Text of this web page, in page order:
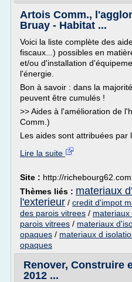
Artois Comm.,
Bruay - Habitat ...
Voici la liste complète des
fiscaux...) possibles en
et/ou d'installation
l'énergie.
Bon à savoir : dans la
peuvent être cumulés !
>> Aides à l'amélioration de
Comm.)
Les aides sont attribuées par
Lire la suite
Site : http://richebourg62.com
Thèmes liés : materiaux
l'exterieur / credit d'impot
des parois vitrees /
parois vitrees / materiaux
opaques / materiaux d
opaques
Renover, Construire
2012 ...